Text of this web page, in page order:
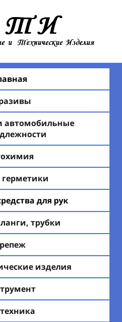
автомобильные
для рук
трубки
изделия